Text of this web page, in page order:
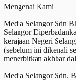
Mengenai Kami
Media Selangor Sdn
Selangor
kerajaan Negeri
(sebelum ini dikenali
menerbitkan akhbar
Media Selangor Sdn.